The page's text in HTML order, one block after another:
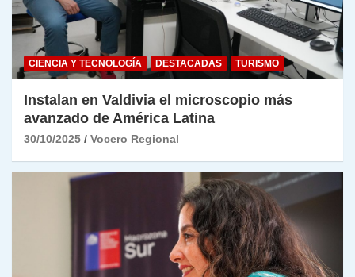
CIENCIA Y TECNOLOGÍA DESTACADAS TURISMO
Instalan en Valdivia el microscopio más
avanzado de América Latina
30/10/2025 Vocero Regional